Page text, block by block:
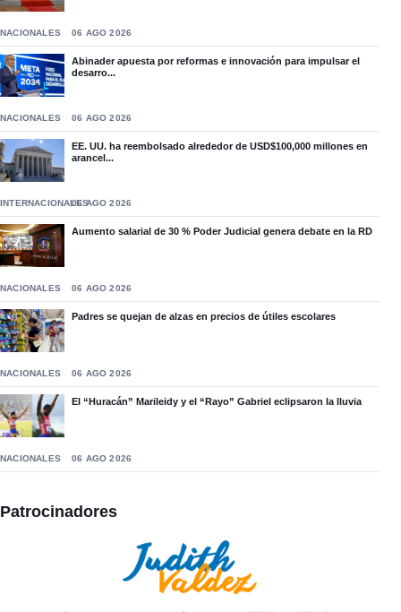
NACIONALES 06 AGO 2026
Abinader apuesta por reformas e innovación para impulsar el
desarro...
NACIONALES 06 AGO 2026
EE. UU. ha reembolsado alrededor de USD$100,000 millones en
arancel...
INTERNACIONALES06 AGO 2026
Aumento salarial de 30 % Poder Judicial genera debate en la RD
NACIONALES 06 AGO 2026
Padres se quejan de alzas en precios de útiles escolares
NACIONALES 06 AGO 2026
El “Huracán” Marileidy y el “Rayo” Gabriel eclipsaron la lluvia
NACIONALES 06 AGO 2026
Patrocinadores